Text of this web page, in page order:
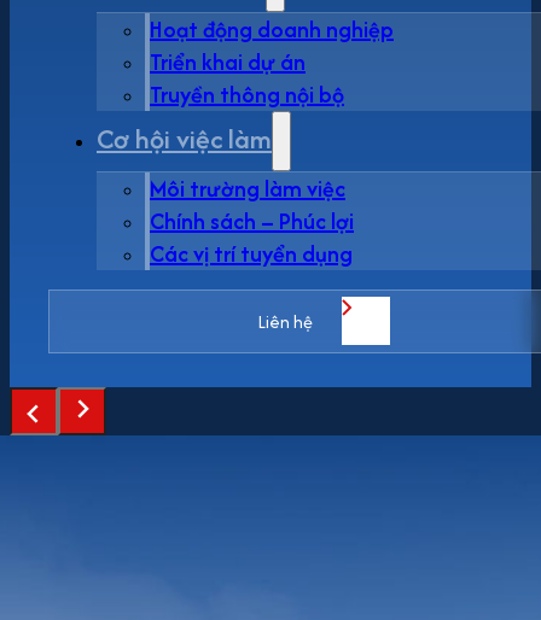
Hoạt động doanh nghiệp
Triển khai dự án
Truyền thông nội bộ
Cơ hội việc làm
Môi trường làm việc
Chính sách – Phúc lợi
Các vị trí tuyển dụng
Liên hệ